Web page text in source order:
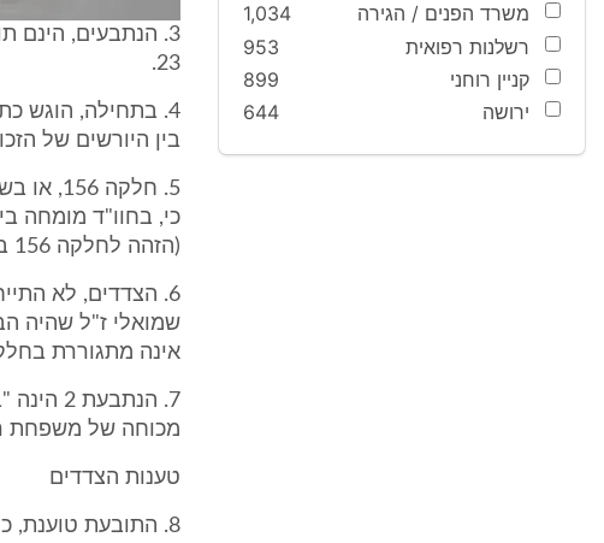
משרד הפנים / הגירה
1,034
רשלנות רפואית
953
קניין רוחני
899
ירושה
644
3. הנתבעים, הינם
23.
בין היורשים של
(הזהה לחלקה 156 ברישומה הנוכחי) הינו, יעוד חקלאי ומגורים משולב שאינו מאושר.
6. הצדדים, לא
אינה מתגוררת בחלקה
מכוחה של משפחת רז
טענות הצדדים
8. התובעת טוענת,